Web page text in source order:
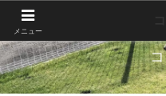
メニュー